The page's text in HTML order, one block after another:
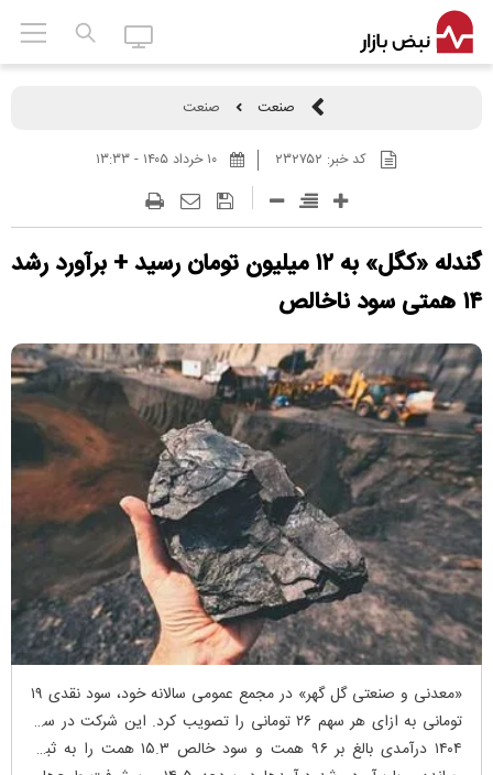
صنعت صنعت
کد خبر: ۲۳۲۷۵۲
گندله «کگل» به ۱۲ میلیون تومان رسید + برآورد رشد
۱۴ همتی سود ناخالص
«معدنی و صنعتی گل گهر» در مجمع عمومی سالانه خود، سود نقدی ۱۹
تومانی به ازای هر سهم ۲۶ تومانی را تصویب کرد. این شرکت در سال
۱۴۰۴ درآمدی بالغ بر ۹۶ همت و سود خالص ۱۵.۳ همت را به ثبت